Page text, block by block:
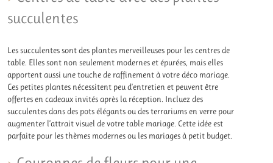
succulentes
Les succulentes sont des plantes merveilleuses pour les centres de
table. Elles sont non seulement modernes et épurées, mais elles
apportent aussi une touche de raffinement à votre déco mariage.
Ces petites plantes nécessitent peu d’entretien et peuvent être
offertes en cadeaux invités après la réception. Incluez des
succulentes dans des pots élégants ou des terrariums en verre pour
augmenter l’attrait visuel de votre table mariage. Cette idée est
parfaite pour les thèmes modernes ou les mariages à petit budget.